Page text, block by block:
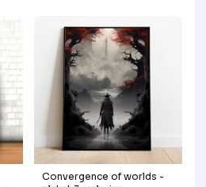
Convergence of worlds -